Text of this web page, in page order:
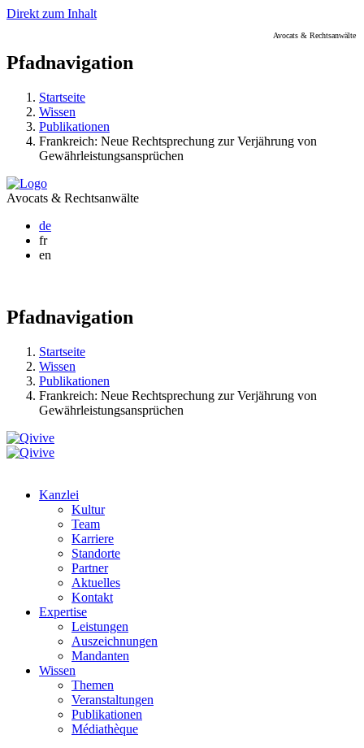
Direkt zum Inhalt
Avocats & Rechtsanwälte
Pfadnavigation
Startseite
Wissen
Publikationen
Frankreich: Neue Rechtsprechung zur Verjährung von
Gewährleistungsansprüchen
Avocats & Rechtsanwälte
de
fr
en
Pfadnavigation
Startseite
Wissen
Publikationen
Frankreich: Neue Rechtsprechung zur Verjährung von
Gewährleistungsansprüchen
Kanzlei
Kultur
Team
Karriere
Standorte
Partner
Aktuelles
Kontakt
Expertise
Leistungen
Auszeichnungen
Mandanten
Wissen
Themen
Veranstaltungen
Publikationen
Médiathèque